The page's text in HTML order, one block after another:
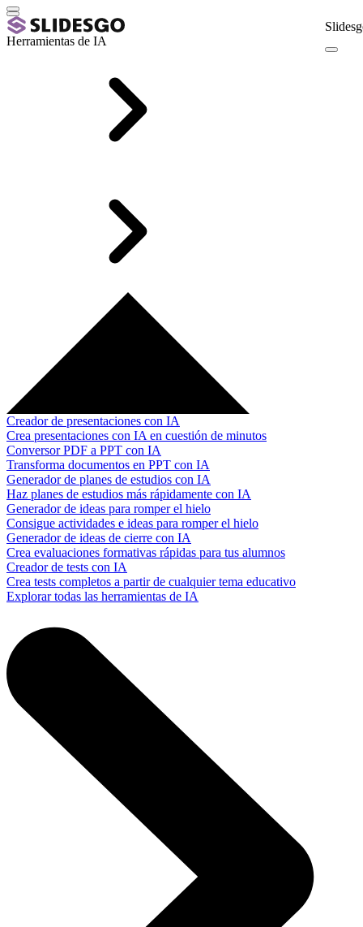
Herramientas de IA
Creador de presentaciones con IA
Crea presentaciones con IA en cuestión de minutos
Conversor PDF a PPT con IA
Transforma documentos en PPT con IA
Generador de planes de estudios con IA
Haz planes de estudios más rápidamente con IA
Generador de ideas para romper el hielo
Consigue actividades e ideas para romper el hielo
Generador de ideas de cierre con IA
Crea evaluaciones formativas rápidas para tus alumnos
Creador de tests con IA
Crea tests completos a partir de cualquier tema educativo
Explorar todas las herramientas de IA